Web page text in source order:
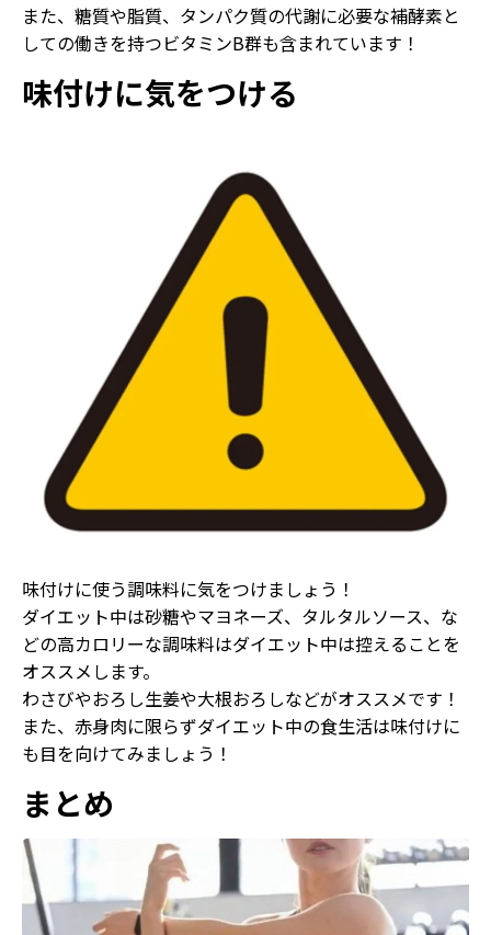
また、糖質や脂質、タンパク質の代謝に必要な補酵素と
しての働きを持つビタミンB群も含まれています！
味付けに気をつける
味付けに使う調味料に気をつけましょう！
ダイエット中は砂糖やマヨネーズ、タルタルソース、な
どの高カロリーな調味料はダイエット中は控えることを
オススメします。
わさびやおろし生姜や大根おろしなどがオススメです！
また、赤身肉に限らずダイエット中の食生活は味付けに
も目を向けてみましょう！
まとめ